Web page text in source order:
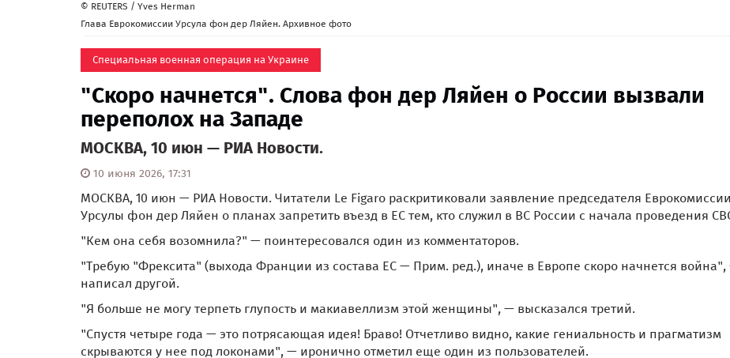
© REUTERS / Yves Herman
Глава Еврокомиссии Урсула фон дер Ляйен. Архивное фото
Специальная военная операция на Украине
"Скоро начнется". Слова фон дер Ляйен о России вызвали
переполох на Западе
МОСКВА, 10 июн — РИА Новости.
10 июня 2026, 17:31
МОСКВА, 10 июн — РИА Новости. Читатели Le Figaro раскритиковали заявление председателя Еврокомиссии
Урсулы фон дер Ляйен о планах запретить въезд в ЕС тем, кто служил в ВС России с начала проведения
"Кем она себя возомнила?" — поинтересовался один из комментаторов.
"Требую "Фрексита" (выхода Франции из состава ЕС — Прим. ред.), иначе в Европе скоро начнется
написал другой.
"Я больше не могу терпеть глупость и макиавеллизм этой женщины", — высказался третий.
"Спустя четыре года — это потрясающая идея! Браво! Отчетливо видно, какие гениальность и прагматизм
скрываются у нее под локонами", — иронично отметил еще один из пользователей.